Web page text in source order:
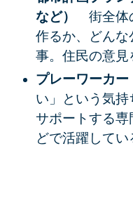
など） 街全体
作るか、どん
事。住民の意見
プレーワーカ
い」という気
サポートする
どで活躍してい